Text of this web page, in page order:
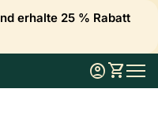
erhalte 25 % Rabatt
Konto
account_circle Meinen
shopping_cart